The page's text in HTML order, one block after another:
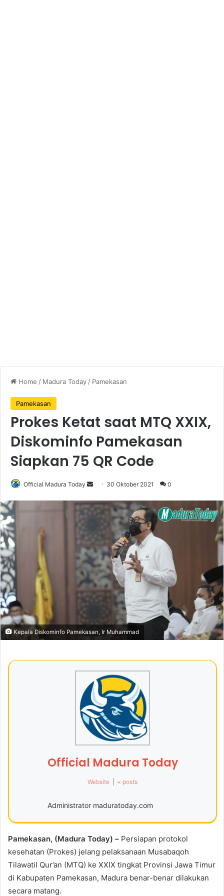
Home / Madura Today / Pamekasan
Pamekasan
Prokes Ketat saat MTQ XXIX,
Diskominfo Pamekasan
Siapkan 75 QR Code
Official Madura Today
n
e
m
a
i
30 Oktober 2021 0
Kepala Diskominfo Pamekasan, Ir Muhammad
Official Madura Today
Website + posts
Administrator maduratoday.com
Pamekasan, (Madura Today) – Persiapan protokol
kesehatan (Prokes) jelang pelaksanaan Musabaqoh
Tilawatil Qur’an (MTQ) ke XXIX tingkat Provinsi Jawa Timur
di Kabupaten Pamekasan, Madura benar-benar dilakukan
secara matang.